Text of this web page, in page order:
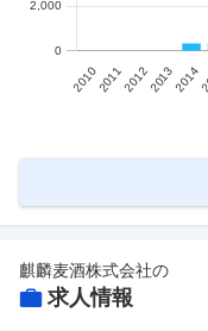
麒麟麦酒株式会社の
求人情報